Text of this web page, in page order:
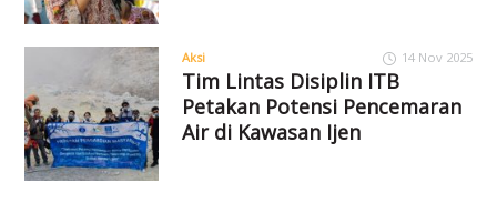
Aksi 14 Nov 2025
Tim Lintas Disiplin ITB
Petakan Potensi Pencemaran
Air di Kawasan Ijen